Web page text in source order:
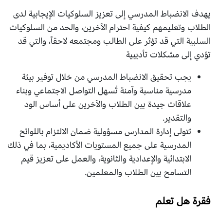
يهدف الانضباط المدرسي إلى تعزيز السلوكيات الإيجابية لدى
الطلاب وتعليمهم كيفية احترام الآخرين، والحد من السلوكيات
السلبية التي قد تؤثر على الطالب ومجتمعه لاحقاً، والتي قد
تؤدي إلى مشكلات تأديبية
يجب تحقيق الانضباط المدرسي من خلال توفير بيئة
مدرسية مناسبة وآمنة تُسهل التواصل الاجتماعي وبناء
علاقات جيدة بين الطلاب والآخرين على أساس الود
والتقدير.
تتولى إدارة المدارس مسؤولية ضمان الالتزام باللوائح
المدرسية على جميع المستويات الأكاديمية، بما في ذلك
الابتدائية والإعدادية والثانوية، والعمل على تعزيز قيم
التسامح بين الطلاب والمعلمين.
فقرة هل تعلم